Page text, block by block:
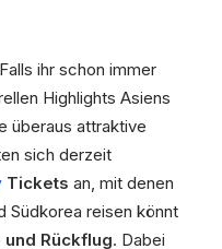
Falls ihr schon immer
Highlights Asiens
überaus attraktive
sich derzeit
Tickets an, mit denen
Südkorea reisen könnt
Rückflug. Dabei